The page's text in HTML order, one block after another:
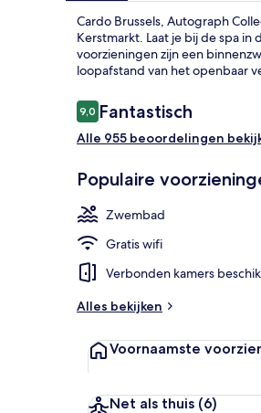
Cardo Brussels, Autograph
Kerstmarkt. Laat je bij de spa
voorzieningen zijn een
loopafstand van het openbaar
Beoordelingen
9,09,0 op 10 –
Fantastisch
Alle 955 beoordelingen
Populaire
Zwembad
Gratis wifi
Verbonden kamers
Alles bekijken
Voornaamste
Net als thuis (6)